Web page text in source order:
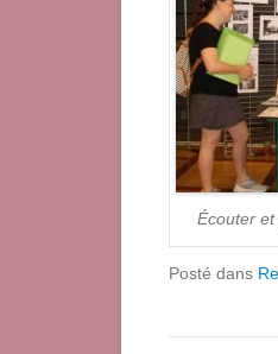
Écouter
Posté dans